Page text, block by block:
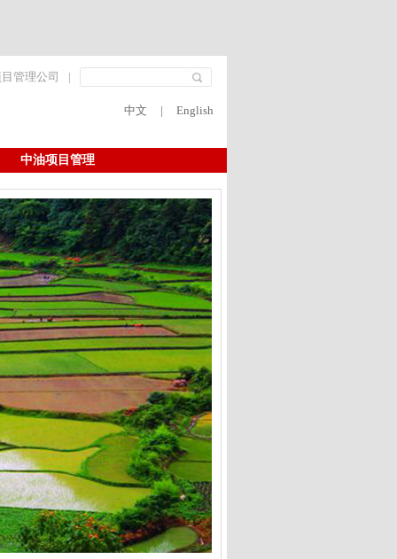
管理公司 |
中文 | English
中油项目管理